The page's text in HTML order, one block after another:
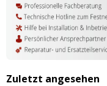
Zuletzt angesehen